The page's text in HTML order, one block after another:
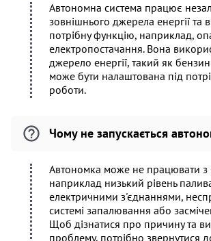
Автономна система працює
зовнішнього джерела енергії та
потрібну функцію, наприклад,
електропостачання. Вона
джерело енергії, такий як
може бути налаштована під
роботи.
Чому не запускається
Автономка може не працювати з
наприклад низький рівень
електричними з'єднаннями,
системі запалювання або
Щоб дізнатися про причину та
проблему, потрібно звернутися